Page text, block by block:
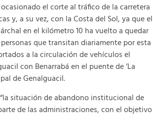
el corte al tráfico de la carretera
y, a su vez, con la Costa del Sol, ya que el
en el kilómetro 10 ha vuelto a quedar
que transitan diariamente por esta
a la circulación de vehículos el
con Benarrabá en el puente de ‘La
de Genalguacil.
situación de abandono institucional de
de las administraciones, con el objetivo